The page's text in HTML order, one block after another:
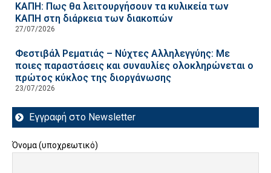
ΚΑΠΗ: Πως θα λειτουργήσουν τα κυλικεία των
ΚΑΠΗ στη διάρκεια των διακοπών
27/07/2026
Φεστιβάλ Ρεματιάς – Νύχτες Αλληλεγγύης: Με
ποιες παραστάσεις και συναυλίες ολοκληρώνεται ο
πρώτος κύκλος της διοργάνωσης
23/07/2026
Εγγραφή στο Newsletter
Όνομα (υποχρεωτικό)